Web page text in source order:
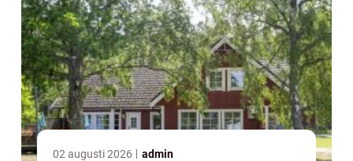
02 augusti 2026 admin